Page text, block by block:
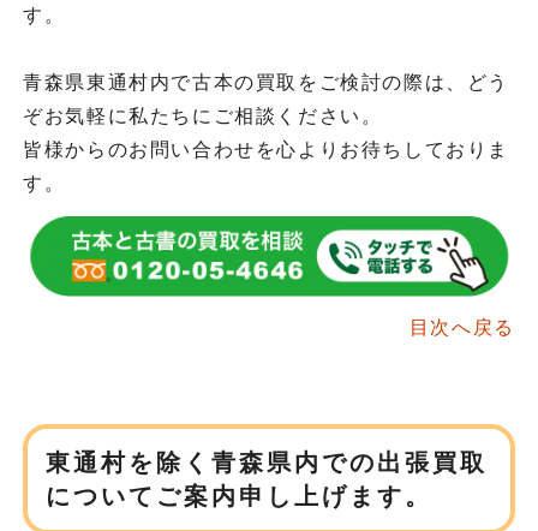
す。
青森県東通村内で古本の買取をご検討の際は、どう
ぞお気軽に私たちにご相談ください。
皆様からのお問い合わせを心よりお待ちしておりま
す。
目次へ戻る
東通村を除く青森県内での出張買取
についてご案内申し上げます。